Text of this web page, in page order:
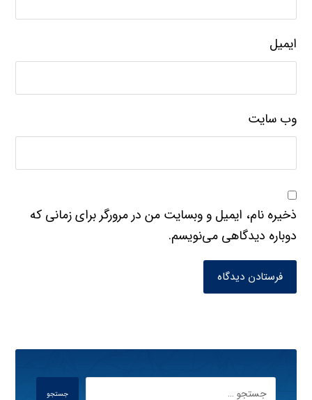
ایمیل
وب‌ سایت
ذخیره نام، ایمیل و وبسایت من در مرورگر برای زمانی که
دوباره دیدگاهی می‌نویسم.
فرستادن دیدگاه
جستجو